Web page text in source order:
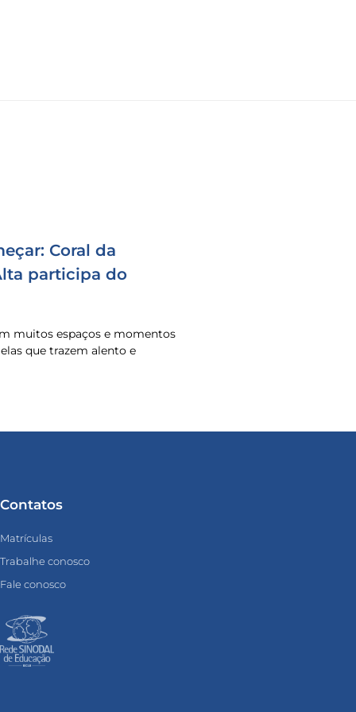
Coral da
participa do
muitos espaços e momentos
que trazem alento e
Contatos
Matrículas
Trabalhe conosco
Fale conosco